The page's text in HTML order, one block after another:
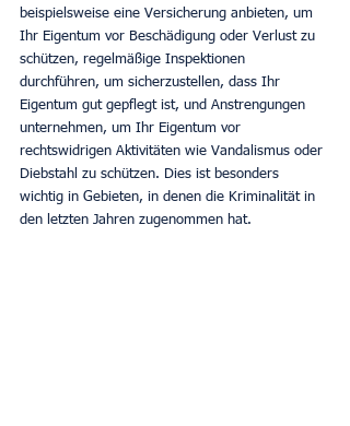
beispielsweise eine Versicherung anbieten, um
Ihr Eigentum vor Beschädigung oder Verlust zu
schützen, regelmäßige Inspektionen
durchführen, um sicherzustellen, dass Ihr
Eigentum gut gepflegt ist, und Anstrengungen
unternehmen, um Ihr Eigentum vor
rechtswidrigen Aktivitäten wie Vandalismus oder
Diebstahl zu schützen. Dies ist besonders
wichtig in Gebieten, in denen die Kriminalität in
den letzten Jahren zugenommen hat.